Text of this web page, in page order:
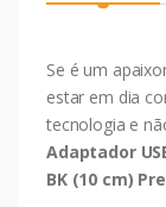
Se é um
estar em dia
tecnologia e
Adaptador
BK (10 cm)